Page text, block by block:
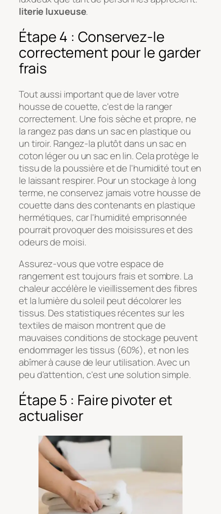
literie luxueuse.
Étape 4 : Conservez-le
correctement pour le garder
frais
Tout aussi important que de laver votre
housse de couette, c'est de la ranger
correctement. Une fois sèche et propre, ne
la rangez pas dans un sac en plastique ou
un tiroir. Rangez-la plutôt dans un sac en
coton léger ou un sac en lin. Cela protège le
tissu de la poussière et de l'humidité tout en
le laissant respirer. Pour un stockage à long
terme, ne conservez jamais votre housse de
couette dans des contenants en plastique
hermétiques, car l'humidité emprisonnée
pourrait provoquer des moisissures et des
odeurs de moisi.
Assurez-vous que votre espace de
rangement est toujours frais et sombre. La
chaleur accélère le vieillissement des fibres
et la lumière du soleil peut décolorer les
tissus. Des statistiques récentes sur les
textiles de maison montrent que de
mauvaises conditions de stockage peuvent
endommager les tissus (60%), et non les
abîmer à cause de leur utilisation. Avec un
peu d'attention, c'est une solution simple.
Étape 5 : Faire pivoter et
actualiser